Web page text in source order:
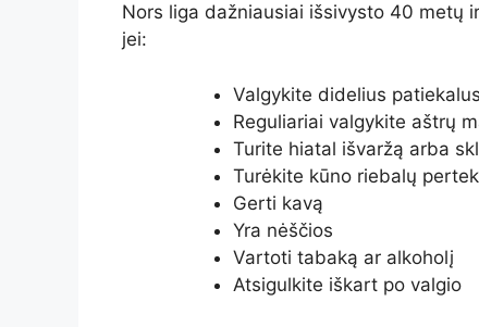
Nors liga dažniausiai išsivysto 40 metų
jei:
Valgykite didelius
Reguliariai valgykite aštrų
Turite hiatal išvaržą arba
Turėkite kūno riebalų
Gerti kavą
Yra nėščios
Vartoti tabaką ar alkoholį
Atsigulkite iškart po valgio